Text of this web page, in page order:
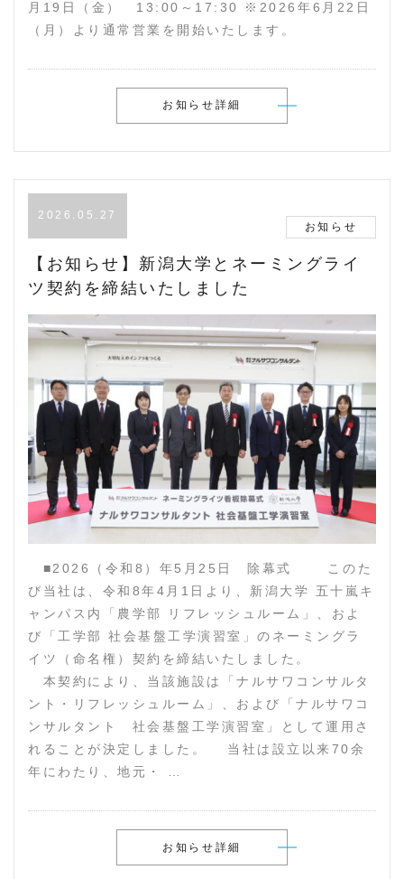
月19日（金） 13:00～17:30 ※2026年6月22日
（月）より通常営業を開始いたします。
お知らせ詳細
2026.05.27
お知らせ
【お知らせ】新潟大学とネーミングライ
ツ契約を締結いたしました
■2026（令和8）年5月25日 除幕式 このた
び当社は、令和8年4月1日より、新潟大学 五十嵐キ
ャンパス内「農学部 リフレッシュルーム」、およ
び「工学部 社会基盤工学演習室」のネーミングラ
イツ（命名権）契約を締結いたしました。
本契約により、当該施設は「ナルサワコンサルタ
ント・リフレッシュルーム」、および「ナルサワコ
ンサルタント 社会基盤工学演習室」として運用さ
れることが決定しました。 当社は設立以来70余
年にわたり、地元・ …
お知らせ詳細